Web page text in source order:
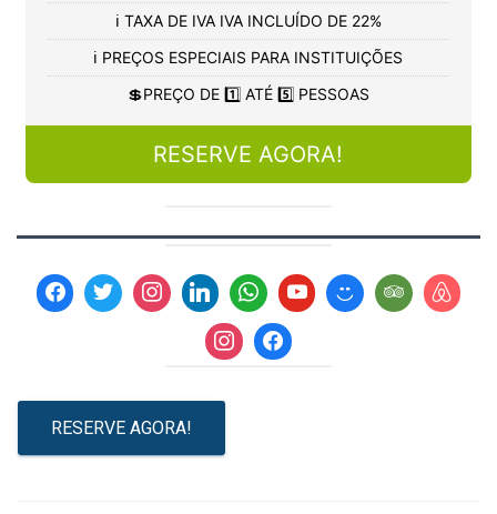
ℹ️ TAXA DE IVA IVA INCLUÍDO DE 22%
ℹ️ PREÇOS ESPECIAIS PARA INSTITUIÇÕES
💲PREÇO DE 1️⃣ ATÉ 5️⃣ PESSOAS
RESERVE AGORA!
RESERVE AGORA!